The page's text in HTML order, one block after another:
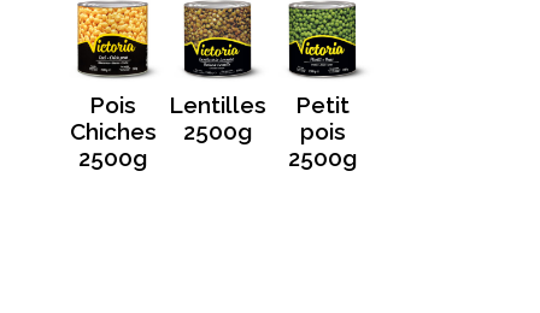
Pois
Chiches
2500g
Lentilles
2500g
Petit
pois
2500g